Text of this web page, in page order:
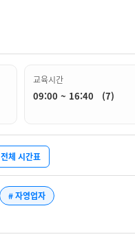
교육시간
09:00 ~ 16:40 (7)
전체 시간표
# 자영업자